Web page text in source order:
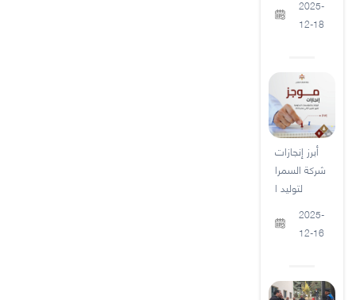
2025-
12-18
أبرز إنجازات
شركة السمرا
لتوليد ا
2025-
12-16